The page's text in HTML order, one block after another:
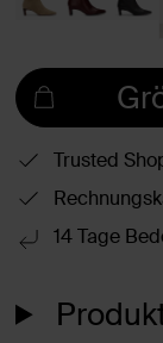
Trusted
14 Tage